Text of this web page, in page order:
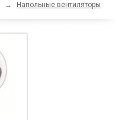
→ Напольные вентиляторы